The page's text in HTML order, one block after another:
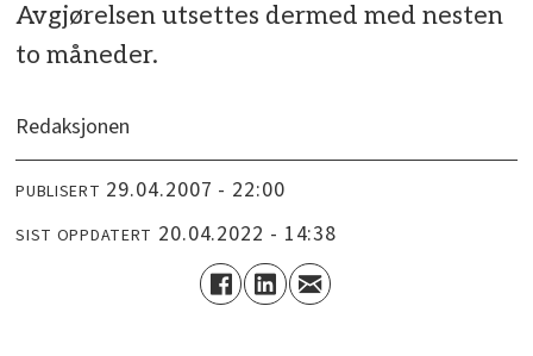
Avgjørelsen utsettes dermed med nesten
to måneder.
Redaksjonen
PUBLISERT 29.04.2007 - 22:00
SIST OPPDATERT 20.04.2022 - 14:38